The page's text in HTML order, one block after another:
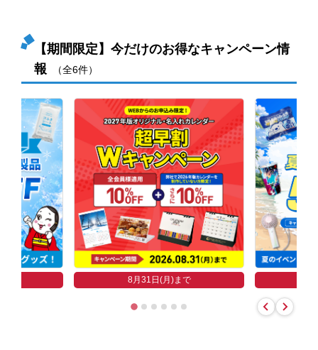
【期間限定】今だけのお得なキャンペーン情
報
（全6件）
8月31日(月)まで